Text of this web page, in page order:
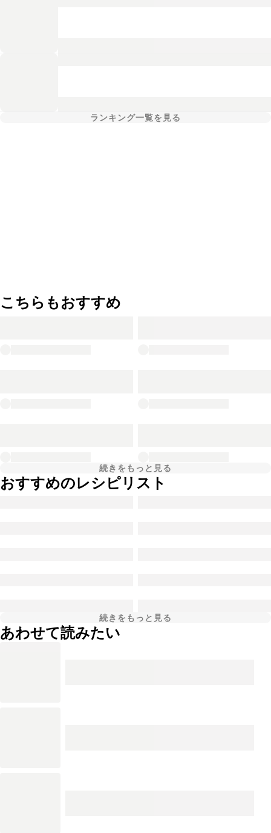
ランキング一覧を見る
こちらもおすすめ
続きをもっと見る
おすすめのレシピリスト
続きをもっと見る
あわせて読みたい